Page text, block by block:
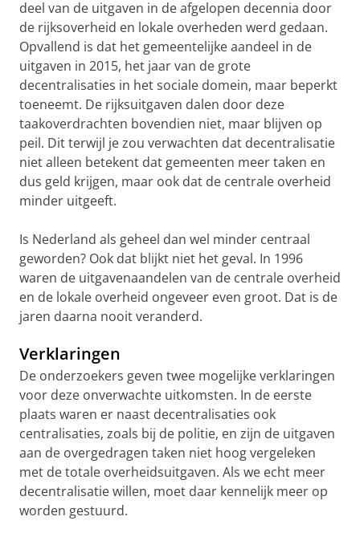
deel van de uitgaven in de afgelopen decennia door
de rijksoverheid en lokale overheden werd gedaan.
Opvallend is dat het gemeentelijke aandeel in de
uitgaven in 2015, het jaar van de grote
decentralisaties in het sociale domein, maar beperkt
toeneemt. De rijksuitgaven dalen door deze
taakoverdrachten bovendien niet, maar blijven op
peil. Dit terwijl je zou verwachten dat decentralisatie
niet alleen betekent dat gemeenten meer taken en
dus geld krijgen, maar ook dat de centrale overheid
minder uitgeeft.
Is Nederland als geheel dan wel minder centraal
geworden? Ook dat blijkt niet het geval. In 1996
waren de uitgavenaandelen van de centrale overheid
en de lokale overheid ongeveer even groot. Dat is de
jaren daarna nooit veranderd.
Verklaringen
De onderzoekers geven twee mogelijke verklaringen
voor deze onverwachte uitkomsten. In de eerste
plaats waren er naast decentralisaties ook
centralisaties, zoals bij de politie, en zijn de uitgaven
aan de overgedragen taken niet hoog vergeleken
met de totale overheidsuitgaven. Als we echt meer
decentralisatie willen, moet daar kennelijk meer op
worden gestuurd.